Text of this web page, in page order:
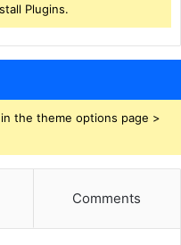
Plugins.
the theme options page >
Comments